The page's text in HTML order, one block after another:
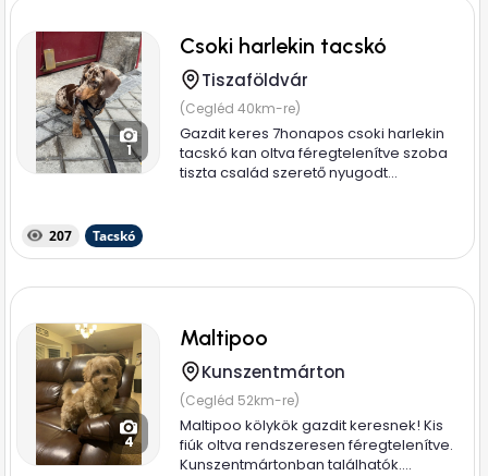
1
Csoki harlekin tacskó
Tiszaföldvár
(Cegléd 40km-re)
Gazdit keres 7honapos csoki harlekin
tacskó kan oltva féregtelenítve szoba
tiszta család szerető nyugodt...
207 Tacskó
4
Maltipoo
Kunszentmárton
(Cegléd 52km-re)
Maltipoo kölykök gazdit keresnek! Kis
fiúk oltva rendszeresen féregtelenítve.
Kunszentmártonban találhatók....